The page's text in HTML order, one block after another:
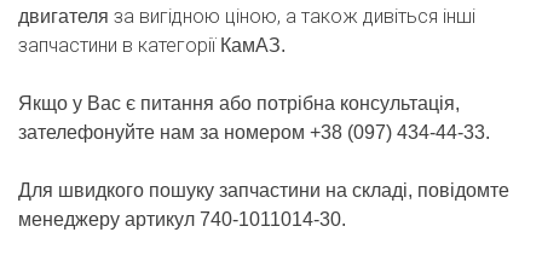
двигателя за вигідною ціною, а також дивіться інші
запчастини в категоріїКамАЗ.
Якщо у Вас є питання або потрібна консультація,
зателефонуйте нам за номером +38 (097) 434-44-33.
Для швидкого пошуку запчастини на складі, повідомте
менеджеру артикул 740-1011014-30.